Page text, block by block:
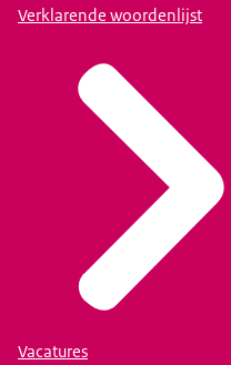
Verklarende woordenlijst
Vacatures